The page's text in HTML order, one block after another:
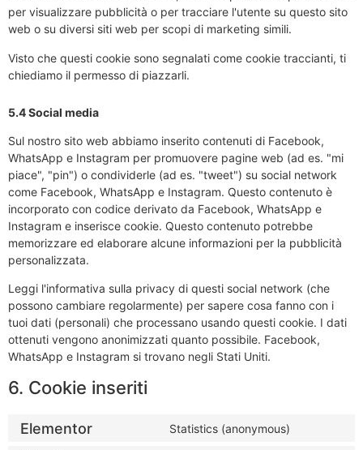
per visualizzare pubblicità o per tracciare l'utente su questo sito
web o su diversi siti web per scopi di marketing simili.
Visto che questi cookie sono segnalati come cookie traccianti, ti
chiediamo il permesso di piazzarli.
5.4 Social media
Sul nostro sito web abbiamo inserito contenuti di Facebook,
WhatsApp e Instagram per promuovere pagine web (ad es. "mi
piace", "pin") o condividerle (ad es. "tweet") su social network
come Facebook, WhatsApp e Instagram. Questo contenuto è
incorporato con codice derivato da Facebook, WhatsApp e
Instagram e inserisce cookie. Questo contenuto potrebbe
memorizzare ed elaborare alcune informazioni per la pubblicità
personalizzata.
Leggi l'informativa sulla privacy di questi social network (che
possono cambiare regolarmente) per sapere cosa fanno con i
tuoi dati (personali) che processano usando questi cookie. I dati
ottenuti vengono anonimizzati quanto possibile. Facebook,
WhatsApp e Instagram si trovano negli Stati Uniti.
6. Cookie inseriti
Elementor Statistics (anonymous)